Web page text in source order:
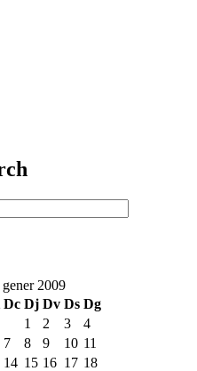
gener 2009
Dc Dj Dv Ds Dg
1
2 3
4
7 8 9 10 11
14 15 16 17 18